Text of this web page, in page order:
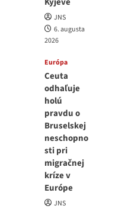
JNS
6. augusta
2026
Európa
Ceuta
odhaľuje
holú
pravdu o
Bruselskej
neschopno
sti pri
migračnej
kríze v
Európe
JNS